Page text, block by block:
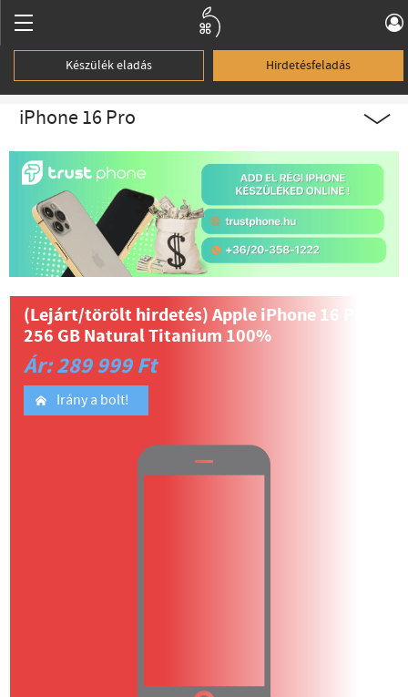
Készülék eladás Hirdetésfeladás
iPhone 16 Pro
(Lejárt/törölt hirdetés)Apple iPhone 16 Pro
256 GB Natural Titanium 100%
Ár: 289 999 Ft
Irány a bolt!